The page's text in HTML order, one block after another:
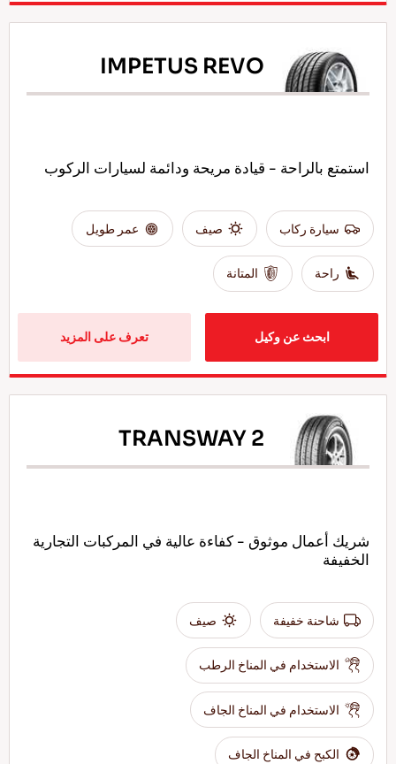
IMPETUS REVO
استمتع بالراحة - قيادة مريحة ودائمة لسيارات الركوب
سيارة ركاب صيف عمر طويل
راحة المتانة
ابحث عن وكيل تعرف على المزيد
TRANSWAY 2
شريك أعمال موثوق - كفاءة عالية في المركبات التجارية
الخفيفة
شاحنة خفيفة صيف
الاستخدام في المناخ الرطب
الاستخدام في المناخ الجاف
الكبح في المناخ الجاف